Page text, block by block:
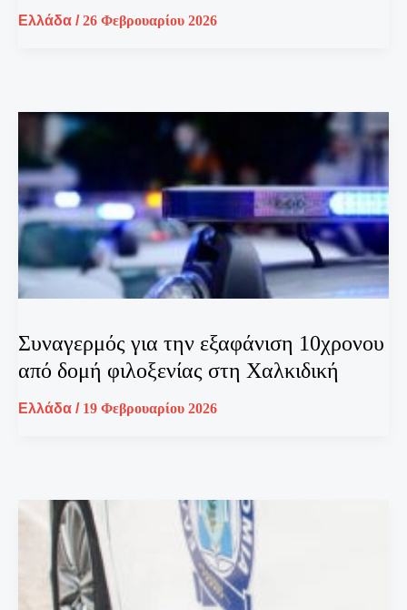
Ελλάδα /26 Φεβρουαρίου 2026
Συναγερμός για την εξαφάνιση 10χρονου
από δομή φιλοξενίας στη Χαλκιδική
Ελλάδα / 19 Φεβρουαρίου 2026